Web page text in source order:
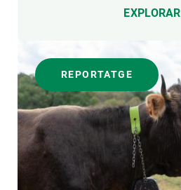
EXPLORAR
REPORTATGE